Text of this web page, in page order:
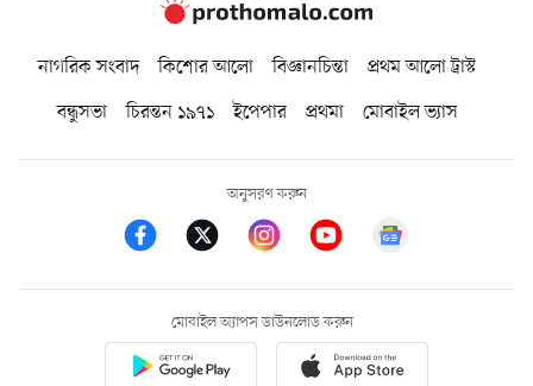
নাগরিক সংবাদ কিশোর আলো বিজ্ঞানচিন্তা
প্রথম আলো ট্রাস্ট
বন্ধুসভা
চিরন্তন ১৯৭১ ইপেপার প্রথমা মোবাইল ভ্যাস
অনুসরণ করুন
মোবাইল অ্যাপস ডাউনলোড করুন